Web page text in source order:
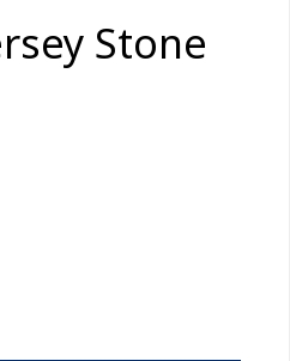
Stone